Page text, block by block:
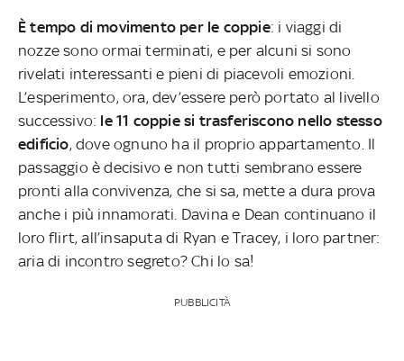
È tempo di movimento per le coppie: i viaggi di
nozze sono ormai terminati, e per alcuni si sono
rivelati interessanti e pieni di piacevoli emozioni.
L’esperimento, ora, dev’essere però portato al livello
successivo: le 11 coppie si trasferiscono nello stesso
edificio, dove ognuno ha il proprio appartamento. Il
passaggio è decisivo e non tutti sembrano essere
pronti alla convivenza, che si sa, mette a dura prova
anche i più innamorati. Davina e Dean continuano il
loro flirt, all’insaputa di Ryan e Tracey, i loro partner:
aria di incontro segreto? Chi lo sa!
PUBBLICITÀ